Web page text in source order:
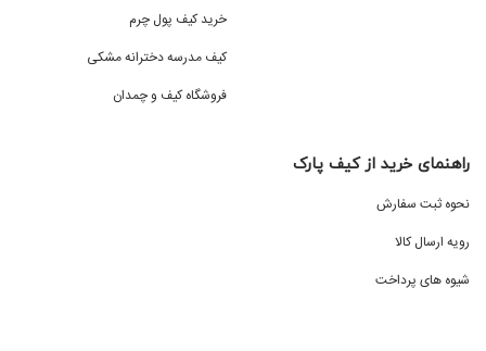
خرید کیف پول چرم
کیف مدرسه دخترانه مشکی
فروشگاه کیف و چمدان
راهنمای خرید از کیف پارک
نحوه ثبت سفارش
رویه ارسال کالا
شیوه های پرداخت